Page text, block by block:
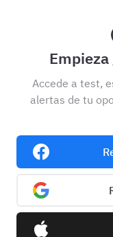
Accede a test,
alertas de tu